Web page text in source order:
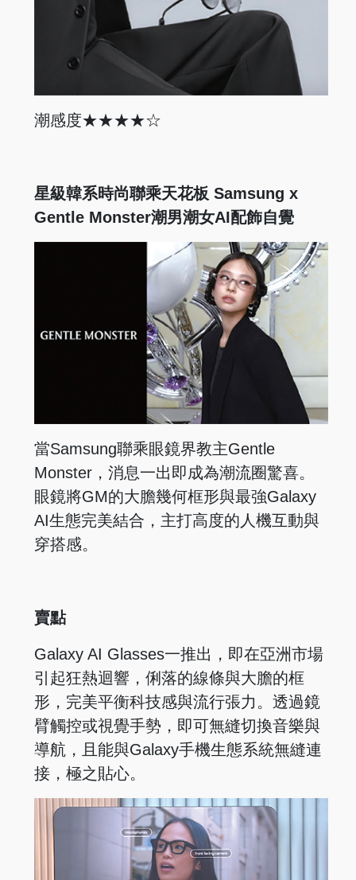
潮感度★★★★☆
星級韓系時尚聯乘天花板 Samsung x
Gentle Monster潮男潮女AI配飾自覺
當Samsung聯乘眼鏡界教主Gentle
Monster，消息一出即成為潮流圈驚喜。
眼鏡將GM的大膽幾何框形與最強Galaxy
AI生態完美結合，主打高度的人機互動與
穿搭感。
賣點
Galaxy AI Glasses一推出，即在亞洲市場
引起狂熱迴響，俐落的線條與大膽的框
形，完美平衡科技感與流行張力。透過鏡
臂觸控或視覺手勢，即可無縫切換音樂與
導航，且能與Galaxy手機生態系統無縫連
接，極之貼心。